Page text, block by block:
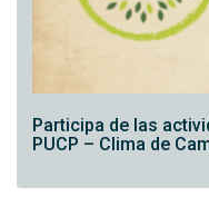
Participa de las
PUCP – Clima de